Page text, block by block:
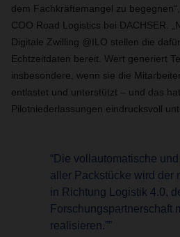
dem Fachkräftemangel zu
COO Road Logistics bei DACHSER.
Digitale Zwilling @ILO stellen die
Echtzeitdaten bereit. Wert generiert
insbesondere, wenn sie die
entlastet und unterstützt – und das
Pilotniederlassungen eindrucksvoll
“Die vollautomatische
aller Packstücke wird der
in Richtung Logistik 4.0,
Forschungspartnerschaft
realisieren.””